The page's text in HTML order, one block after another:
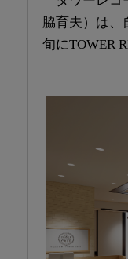
脇育夫）は、
旬にTOWER